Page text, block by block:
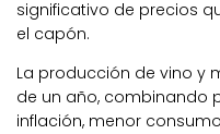
significativo de precios
el capón.
La producción de vino y
de un año, combinando
inflación, menor